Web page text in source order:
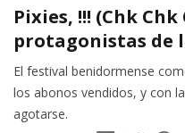
Pixies, !!! (Chk
protagonistas de
El festival benidormense
los abonos vendidos, y con
agotarse.